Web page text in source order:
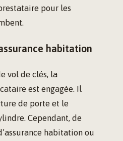
pour les
habitation
vol de clés, la
est engagée. Il
de porte et le
Cependant, de
habitation ou